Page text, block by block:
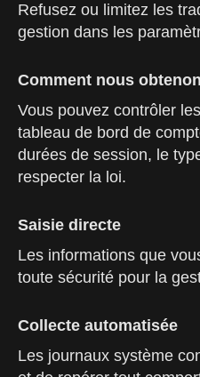
Refusez ou limitez les
gestion dans les
Comment nous
Vous pouvez contrôler
tableau de bord de
durées de session, le
respecter la loi.
Saisie directe
Les informations que
toute sécurité pour la
Collecte automatisée
Les journaux système